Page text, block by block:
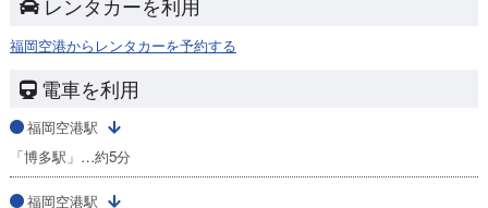
レンタカーを利用
福岡空港からレンタカーを予約する
電車を利用
福岡空港駅
「博多駅」…約5分
福岡空港駅